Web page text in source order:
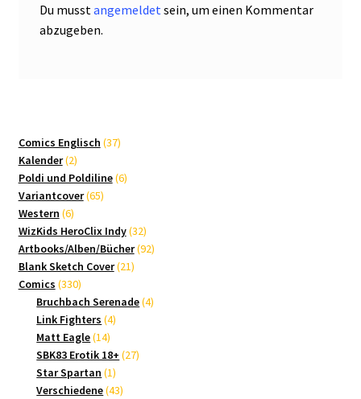
Du musst angemeldet sein, um einen Kommentar
abzugeben.
Comics Englisch 3737
Kalender 22
Produkte
Poldi und Poldiline 66
Variantcover 6565
Western 66
Produkte
WizKids HeroClix Indy 3232
Produkte
Artbooks/Alben/Bücher 9292
Blank Sketch Cover 2121
Comics 330330
Produkte
Bruchbach Serenade 44
Link Fighters 44
Matt Eagle 1414
Produkte
SBK83 Erotik 18+ 2727
Star Spartan 11
Produkt
Verschiedene 4343